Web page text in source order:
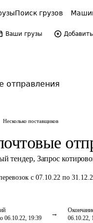
Поиск грузов
Ваши грузы
отправления
Несколько поставщиков
тендер, Запрос
с 07.10.22 по
06.10.22, 19:39
06.10.22,